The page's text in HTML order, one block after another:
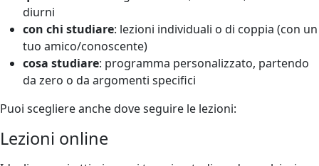
diurni
con chi studiare: lezioni individuali o di coppia (con un
tuo amico/conoscente)
cosa studiare: programma personalizzato, partendo
da zero o da argomenti specifici
Puoi scegliere anche dove seguire le lezioni:
Lezioni online